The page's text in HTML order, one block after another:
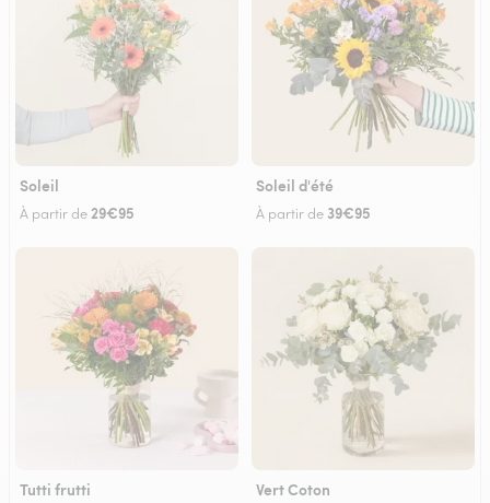
Soleil
À partir de29€95
Soleil d'été
À partir de 39€95
Tutti frutti Vert Coton